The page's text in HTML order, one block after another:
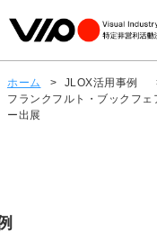
ホーム > JLOX活用事例
フランクフルト・ブックフ
ー出展